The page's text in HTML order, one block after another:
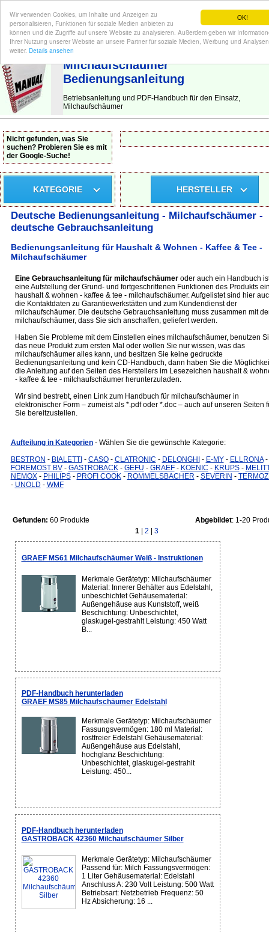
OK!
Wir verwenden Cookies, um Inhalte und Anzeigen zu
personalisieren, Funktionen für soziale Medien anbieten zu
können und die Zugriffe auf unsere Website zu analysieren. Außerdem geben wir
Ihrer Nutzung unserer Website an unsere Partner für soziale Medien, Werbung und Analysen
weiter. Details ansehen
BEDIENUNGSANLEITUNG | Hier finden Sie die deutsche Anleitung!
Milchaufschäumer
Bedienungsanleitung
Betriebsanleitung und PDF-Handbuch für den Einsatz,
Milchaufschäumer
Nicht gefunden, was Sie
suchen? Probieren Sie es mit
der Google-Suche!
KATEGORIE HERSTELLER
Deutsche Bedienungsanleitung - Milchaufschäumer -
deutsche Gebrauchsanleitung
Bedienungsanleitung für Haushalt & Wohnen - Kaffee & Tee -
Milchaufschäumer
Eine Gebrauchsanleitung für milchaufschäumeroder auch ein Handbuch
eine Aufstellung der Grund- und fortgeschrittenen Funktionen des Produkts
haushalt & wohnen - kaffee & tee - milchaufschäumer. Aufgelistet sind hier
die Kontaktdaten zu Garantiewerkstätten und zum Kundendienst der
milchaufschäumer. Die deutsche Gebrauchsanleitung muss zusammen mit
milchaufschäumer, dass Sie sich anschaffen, geliefert werden.
Haben Sie Probleme mit dem Einstellen eines milchaufschäumer, benutzen
das neue Produkt zum ersten Mal oder wollen Sie nur wissen, was das
milchaufschäumer alles kann, und besitzen Sie keine gedruckte
Bedienungsanleitung und kein CD-Handbuch, dann haben Sie die
die Anleitung auf den Seiten des Herstellers im Lesezeichen haushalt &
- kaffee & tee - milchaufschäumer herunterzuladen.
Wir sind bestrebt, einen Link zum Handbuch für milchaufschäumer in
elektronischer Form – zumeist als *.pdf oder *.doc – auch auf unseren Seiten
Sie bereitzustellen.
Aufteilung in Kategorien - Wählen Sie die gewünschte Kategorie:
BESTRON - BIALETTI - CASO- CLATRONIC - DELONGHI - E-MY- ELLRONA-
FOREMOST BV- GASTROBACK- GEFU - GRAEF- KOENIC - KRUPS-
NEMOX- PHILIPS- PROFI COOK- ROMMELSBACHER - SEVERIN -
- UNOLD - WMF
Gefunden: 60 Produkte Abgebildet: 1-20
1
2 3
GRAEF MS61 Milchaufschäumer Weiß - Instruktionen
Merkmale Gerätetyp: Milchaufschäumer
Material: Innerer Behälter aus Edelstahl,
unbeschichtet Gehäusematerial:
Außengehäuse aus Kunststoff, weiß
Beschichtung: Unbeschichtet,
glaskugel-gestrahlt Leistung: 450 Watt
B...
PDF-Handbuch herunterladen
GRAEF MS85 Milchaufschäumer Edelstahl
Merkmale Gerätetyp: Milchaufschäumer
Fassungsvermögen: 180 ml Material:
rostfreier Edelstahl Gehäusematerial:
Außengehäuse aus Edelstahl,
hochglanz Beschichtung:
Unbeschichtet, glaskugel-gestrahlt
Leistung: 450...
PDF-Handbuch herunterladen
GASTROBACK 42360 Milchaufschäumer Silber
Merkmale Gerätetyp: Milchaufschäumer
Passend für: Milch Fassungsvermögen:
1 Liter Gehäusematerial: Edelstahl
Anschluss A: 230 Volt Leistung: 500 Watt
Betriebsart: Netzbetrieb Frequenz: 50
Hz Absicherung: 16 ...